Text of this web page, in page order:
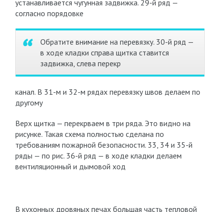
устанавливается чугунная задвижка. 29-й ряд —
согласно порядовке
Обратите внимание на перевязку. 30-й ряд —
в ходе кладки справа щитка ставится
задвижка, слева перекр
канал. В 31-м и 32-м рядах перевязку швов делаем по
другому
Верх щитка — перекрваем в три ряда. Это видно на
рисунке. Такая схема полностью сделана по
требованиям пожарной безопасности. 33, 34 и 35-й
ряды — по рис. 36-й ряд — в ходе кладки делаем
вентиляционный и дымовой ход
В кухонных дровяных печах большая часть тепловой